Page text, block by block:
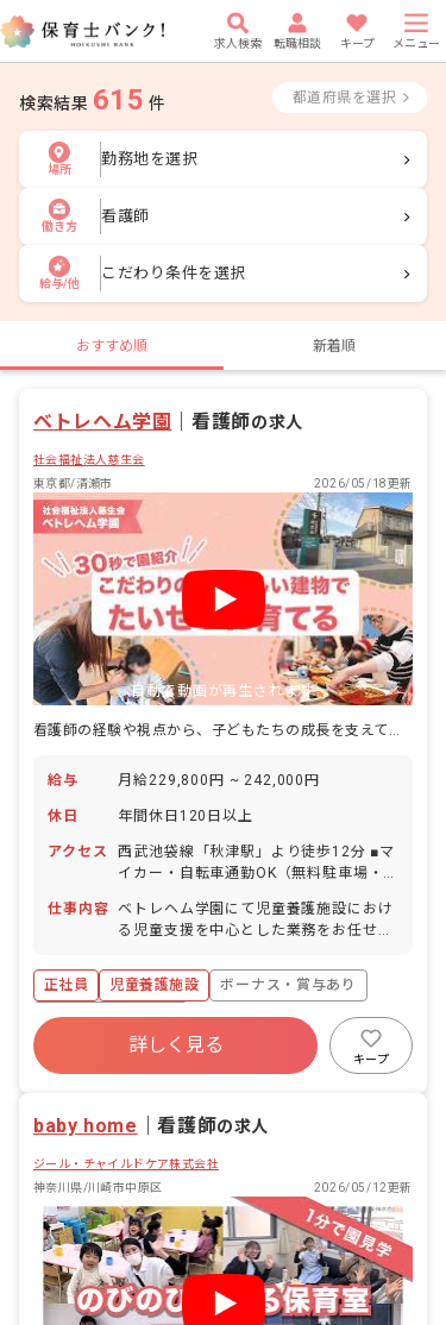
求人検索 転職相談 キープ メニュー
検索結果 615 件 都道府県を選択
場所
勤務地を選択
働き方
看護師
給与/他
こだわり条件を選択
おすすめ順 新着順
ベトレヘム学園 ｜看護師の求人
社会福祉法人慈生会
東京都/清瀬市
2026/05/18更新
自動で動画が再生されます
看護師の経験や視点から、子どもたちの成長を支えてくださる方を募集！
給与 月給229,800円 ~ 242,000円
休日 年間休日120日以上
アクセス
西武池袋線「秋津駅」より徒歩12分 ■マ
イカー・自転車通勤OK（無料駐車場・
仕事内容
ベトレヘム学園にて児童養護施設におけ
る児童支援を中心とした業務をお任せし
正社員
児童養護施設
ボーナス・賞与あり
年間休日120日以上
寮・住宅・家賃補助あり
社会保険完備
詳しく見る
キープ
baby home ｜看護師の求人
ジール・チャイルドケア株式会社
神奈川県/川崎市中原区
2026/05/12更新